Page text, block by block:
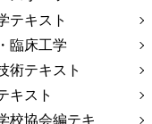
テキスト
臨床工学
術テキスト
キスト
校協会編テキ